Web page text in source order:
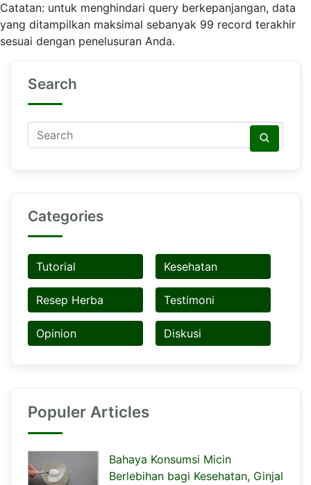
Catatan: untuk menghindari query berkepanjangan, data
yang ditampilkan maksimal sebanyak 99 record terakhir
sesuai dengan penelusuran Anda.
Search
Categories
Tutorial Kesehatan
Resep Herba Testimoni
Opinion Diskusi
Populer Articles
Bahaya Konsumsi Micin
Berlebihan bagi Kesehatan, Ginjal